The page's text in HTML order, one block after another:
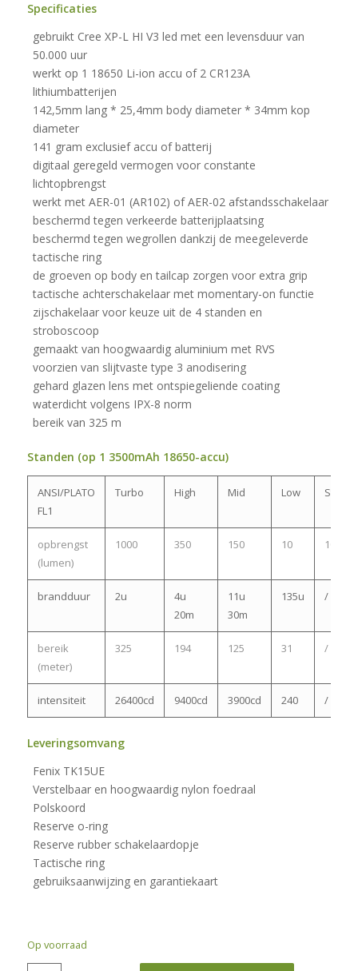
was:
€ 74,95. € 69,95.
Specificaties
gebruikt Cree XP-L HI V3 led met een levensduur van
50.000 uur
werkt op 1 18650 Li-ion accu of 2 CR123A
lithiumbatterijen
142,5mm lang * 25,4mm body diameter * 34mm kop
diameter
141 gram exclusief accu of batterij
digitaal geregeld vermogen voor constante
lichtopbrengst
werkt met AER-01 (AR102) of AER-02 afstandsschakelaar
beschermd tegen verkeerde batterijplaatsing
beschermd tegen wegrollen dankzij de meegeleverde
tactische ring
de groeven op body en tailcap zorgen voor extra grip
tactische achterschakelaar met momentary-on functie
zijschakelaar voor keuze uit de 4 standen en
stroboscoop
gemaakt van hoogwaardig aluminium met RVS
voorzien van slijtvaste type 3 anodisering
gehard glazen lens met ontspiegeliende coating
waterdicht volgens IPX-8 norm
bereik van 325 m
Standen (op 1 3500mAh 18650-accu)
ANSI/PLATO
FL1
Turbo High Mid Low Strobe
opbrengst
(lumen)
1000 350 150 10 1000
brandduur 2u
4u
20m
11u
30m
135u /
bereik
(meter)
325 194 125 31 /
intensiteit 26400cd 9400cd 3900cd 240 /
Leveringsomvang
Fenix TK15UE
Verstelbaar en hoogwaardig nylon foedraal
Polskoord
Reserve o-ring
Reserve rubber schakelaardopje
Tactische ring
gebruiksaanwijzing en garantiekaart
Op voorraad